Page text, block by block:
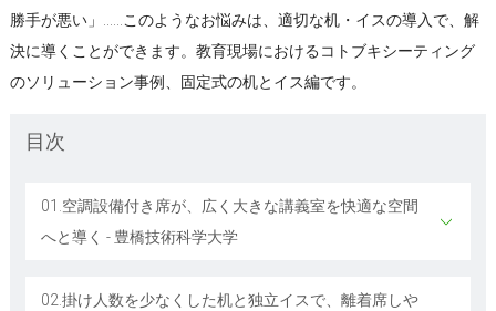
勝手が悪い」……このようなお悩みは、適切な机・イスの導入で、解
決に導くことができます。教育現場におけるコトブキシーティング
のソリューション事例、固定式の机とイス編です。
目次
01.空調設備付き席が、広く大きな講義室を快適な空間
へと導く - 豊橋技術科学大学
02.掛け人数を少なくした机と独立イスで、離着席しや